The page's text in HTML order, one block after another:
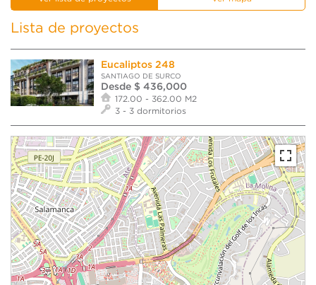
Lista de proyectos
Eucaliptos 248
SANTIAGO DE SURCO
Desde $ 436,000
172.00 - 362.00 M2
3 - 3 dormitorios